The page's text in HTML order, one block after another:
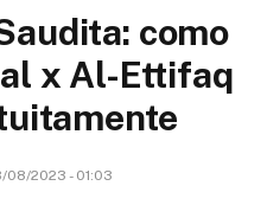
como
x Al-Ettifaq
08/2023 - 01:03